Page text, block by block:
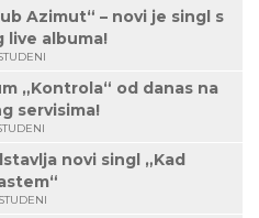
Azimut“ – novi je singl s
live albuma!
„Kontrola“ od danas na
servisima!
novi singl „Kad